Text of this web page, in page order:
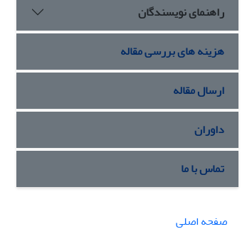
راهنمای نویسندگان
هزینه های بررسی مقاله
ارسال مقاله
داوران
تماس با ما
صفحه اصلی